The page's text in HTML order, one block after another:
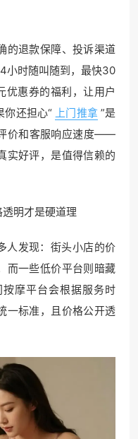
的退款保障、投诉渠道
小时随叫随到，最快30
优惠券的福利，让用户
你还担心“ 上门推拿 ”是
价和客服响应速度——
实好评，是值得信赖的
明才是硬道理
人发现：街头小店的价
而一些低价平台则暗藏
摩平台会根据服务时
一标准，且价格公开透